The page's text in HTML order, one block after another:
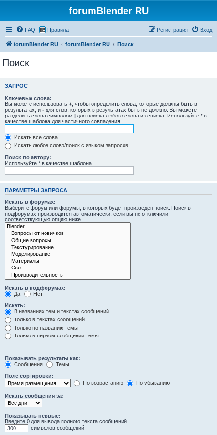
forumBlender RU
FAQ Правила Вход
Регистрация
forumBlender RU forumBlender RU Поиск
Поиск
ЗАПРОС
Ключевые слова:
Вы можете использовать + , чтобы определить слова, которые должны быть в
результатах, и - для слов, которых в результатах быть не должно. Вы можете
разделить слова символом | для поиска любого слова из списка. Используйте * в
качестве шаблона для частичного совпадения.
Искать все слова
Искать любое слово/поиск с языком запросов
Поиск по автору:
Используйте * в качестве шаблона.
ПАРАМЕТРЫ ЗАПРОСА
Искать в форумах:
Выберите форум или форумы, в которых будет произведён поиск. Поиск в
подфорумах производится автоматически, если вы не отключили
соответствующую опцию ниже.
Искать в подфорумах:
Да
Нет
Искать:
В названиях тем и текстах сообщений
Только в текстах сообщений
Только по названию темы
Только в первом сообщении темы
Показывать результаты как:
Сообщения
Темы
Поле сортировки:
По возрастанию
По убыванию
Искать сообщения за:
Показывать первые:
Введите 0 для вывода полного текста сообщений.
символов сообщений